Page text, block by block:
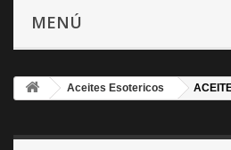
MENÚ
Aceites Esotericos